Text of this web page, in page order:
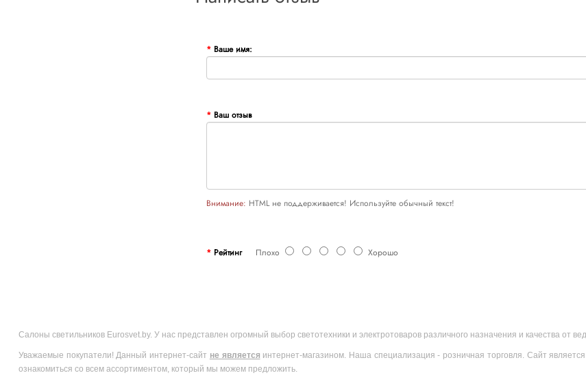
Ваше имя:
Ваш отзыв
Внимание: HTML не поддерживается! Используйте обычный текст!
РейтингПлохо Хорошо
Салоны светильников Eurosvet.by. У нас представлен огромный выбор светотехники и электротоваров различного назначения и качества от
Уважаемые покупатели! Данный интернет-сайт не является интернет-магазином. Наша специализация - розничная торговля. Сайт
ознакомиться со всем ассортиментом, который мы можем предложить.